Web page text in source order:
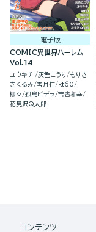
電子版
COMIC異世界ハーレム
Vol.14
ユウキチ. 灰色こうり
もりさ
きくるみ 雪月佳
kt60
柳々 孤島ビデヲ 吉舎和幸
花見沢Q太郎
コンテンツ